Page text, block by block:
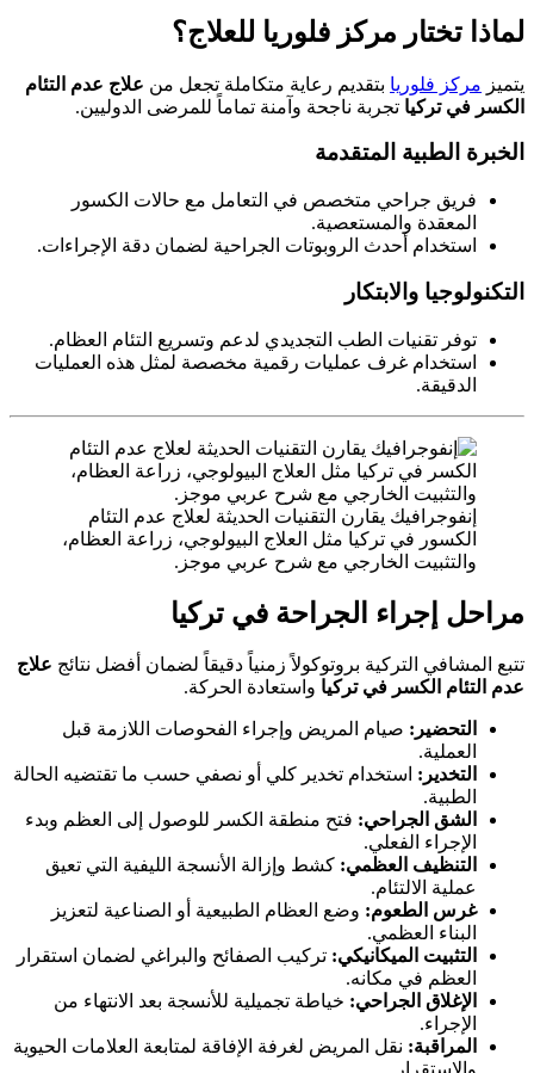
لماذا تختار مركز فلوريا للعلاج؟
يتميز مركز فلوريا بتقديم رعاية متكاملة تجعل من علاج عدم التئام
الكسر في تركيا تجربة ناجحة وآمنة تماماً للمرضى الدوليين.
الخبرة الطبية المتقدمة
فريق جراحي متخصص في التعامل مع حالات الكسور
المعقدة والمستعصية.
استخدام أحدث الروبوتات الجراحية لضمان دقة الإجراءات.
التكنولوجيا والابتكار
توفر تقنيات الطب التجديدي لدعم وتسريع التئام العظام.
استخدام غرف عمليات رقمية مخصصة لمثل هذه العمليات
الدقيقة.
إنفوجرافيك يقارن التقنيات الحديثة لعلاج عدم التئام
الكسور في تركيا مثل العلاج البيولوجي، زراعة العظام،
والتثبيت الخارجي مع شرح عربي موجز.
مراحل إجراء الجراحة في تركيا
تتبع المشافي التركية بروتوكولاً زمنياً دقيقاً لضمان أفضل نتائج علاج
عدم التئام الكسر في تركيا واستعادة الحركة.
التحضير: صيام المريض وإجراء الفحوصات اللازمة قبل
العملية.
التخدير: استخدام تخدير كلي أو نصفي حسب ما تقتضيه الحالة
الطبية.
الشق الجراحي: فتح منطقة الكسر للوصول إلى العظم وبدء
الإجراء الفعلي.
التنظيف العظمي: كشط وإزالة الأنسجة الليفية التي تعيق
عملية الالتئام.
غرس الطعوم: وضع العظام الطبيعية أو الصناعية لتعزيز
البناء العظمي.
التثبيت الميكانيكي: تركيب الصفائح والبراغي لضمان استقرار
العظم في مكانه.
الإغلاق الجراحي: خياطة تجميلية للأنسجة بعد الانتهاء من
الإجراء.
المراقبة: نقل المريض لغرفة الإفاقة لمتابعة العلامات الحيوية